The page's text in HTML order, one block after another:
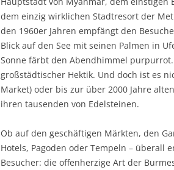
dem einzig wirklichen Stadtresort der
den 1960er Jahren empfängt den
Blick auf den See mit seinen Palmen in
Sonne färbt den Abendhimmel
großstädtischer Hektik. Und doch ist es
Market) oder bis zur über 2000 Jahre
ihren tausenden von Edelsteinen.
Ob auf den geschäftigen Märkten, den
Hotels, Pagoden oder Tempeln – überall
Besucher: die offenherzige Art der